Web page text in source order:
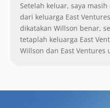
Setelah keluar, saya
dari keluarga East
dikatakan Willson benar,
tetaplah keluarga East
Willson dan East Ventures